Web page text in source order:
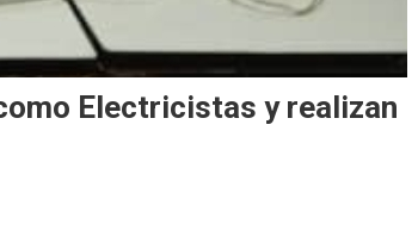
Electricistas y realizan